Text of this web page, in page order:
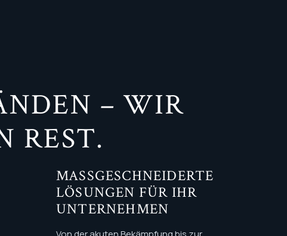
– WIR
REST.
MASSGESCHNEIDERTE L
ÖSUNGEN FÜR IHR U
NTERNEHMEN